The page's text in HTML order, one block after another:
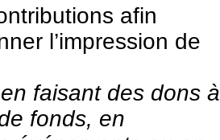
afin
l’impression de
faisant des dons à
fonds, en